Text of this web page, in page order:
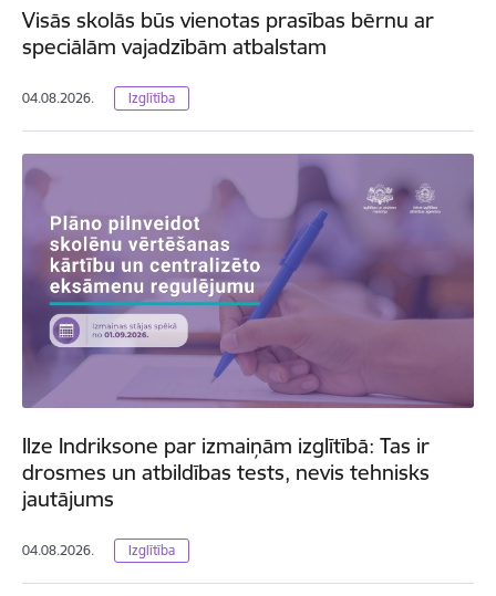
Visās skolās būs vienotas prasības bērnu ar
speciālām vajadzībām atbalstam
04.08.2026. Izglītība
Ilze Indriksone par izmaiņām izglītībā: Tas ir
drosmes un atbildības tests, nevis tehnisks
jautājums
04.08.2026. Izglītība